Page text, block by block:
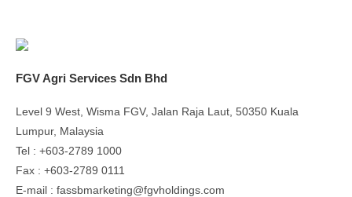
FGV Agri Services Sdn Bhd
Level 9 West, Wisma FGV, Jalan Raja Laut, 50350 Kuala
Lumpur, Malaysia
Tel : +603-2789 1000
Fax : +603-2789 0111
E-mail : fassbmarketing@fgvholdings.com